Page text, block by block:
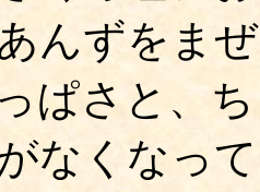
んずをま
ぱさと、
なくなっ